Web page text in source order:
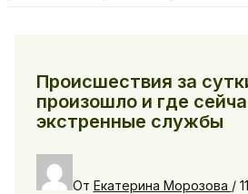
Происшествия за
произошло и где
экстренные службы
От Екатерина Морозова /